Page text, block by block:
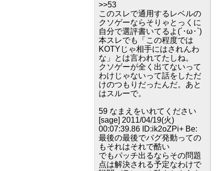
>>53
このスレで通用するレベルの
クソゲーならそりゃとっくに
自分で選評書いてるよ(´･ω･`)
本スレでも「この程度では
KOTYじゃ相手にはされんわ
な」とは言われてたしね。
クソゲーが全く出てないって
わけじゃないって話をしただ
けのつもりだったんだ。あと
はスルーで。
59 なまえをいれてください
[sage] 2011/04/19(火)
00:07:39.86 ID:ik2oZPi+ Be:
最後の最後でバグ発動っての
もそれはそれで酷い
でもパッチ出るならその問題
点は解決される予定なわけで